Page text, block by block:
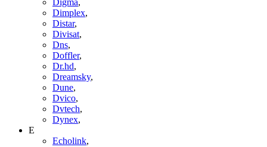
Dimplex,
Distar,
Divisat,
Dns,
Doffler,
Dr.hd,
Dreamsky,
Dune,
Dvico,
Dvtech,
Dynex,
E
Echolink,